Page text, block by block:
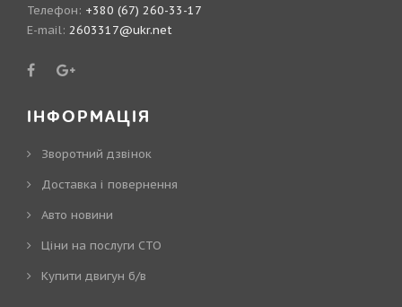
Телефон: +380 (67) 260-33-17
E-mail: 2603317@ukr.net
ІНФОРМАЦІЯ
Зворотний дзвінок
Доставка і повернення
Авто новини
Ціни на послуги СТО
Купити двигун б/в